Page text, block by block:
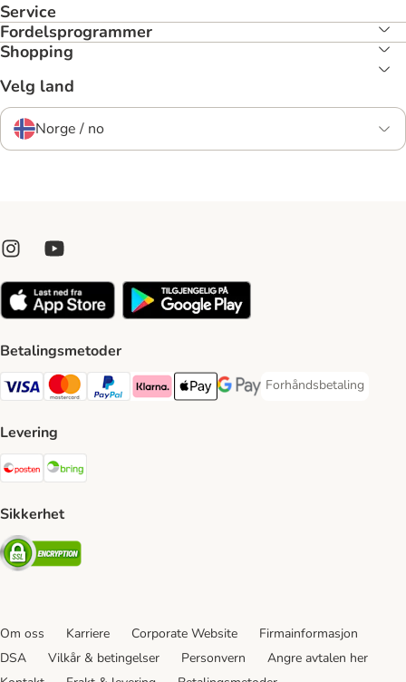
Service
Fordelsprogrammer
Shopping
Velg land
Norge / no
Betalingsmetoder
Visa Payment Method
Mastercard Payment Method
PayPal Payment Method
Klarna Payment Method
Apple Pay Payment Method
Google Pay Payment Method
Forhåndsbetaling
Forhåndsbetaling
Levering
Posten Shipping Method
Sikkerhet
Security
Om oss Karriere Corporate Website
Firmainformasjon
DSA
Vilkår & betingelser Personvern
Angre avtalen her